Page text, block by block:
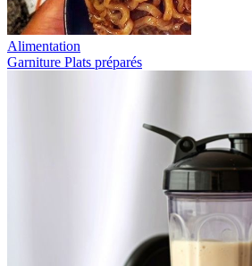
Alimentation
Garniture Plats préparés